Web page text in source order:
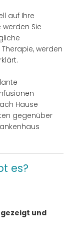
auf Ihre
Sie
werden
Hause
gegenüber
es?
und